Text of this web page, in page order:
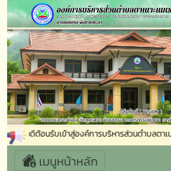
ยินดีต้อนรับเข้าสู่องค์การบริหารส่วนตำบลตาเน
เมนูหน้าหลัก